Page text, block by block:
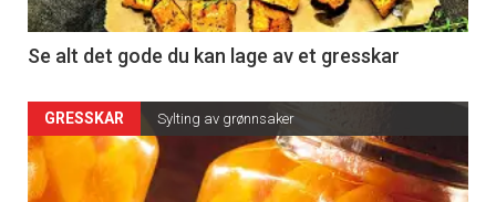
Se alt det gode du kan lage av et gresskar
GRESSKAR Sylting av grønnsaker